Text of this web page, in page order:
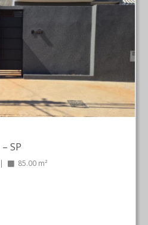
– SP
85.00 m²